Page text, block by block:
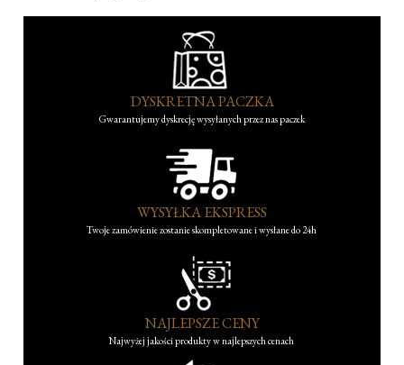
DYSKRETNA PACZKA
Gwarantujemy dyskrecję wysyłanych przez nas paczek
WYSYŁKA EKSPRESS
Twoje zamówienie zostanie skompletowane i wysłane do 24h
NAJLEPSZE CENY
Najwyżej jakości produkty w najlepszych cenach